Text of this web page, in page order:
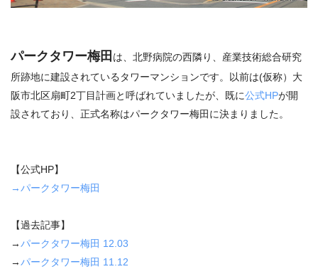
パークタワー梅田 は、北野病院の西隣り、産業技術総合研究
所跡地に建設されているタワーマンションです。以前は(仮称）大
阪市北区扇町2丁目計画と呼ばれていましたが、既に公式HPが開
設されており、正式名称はパークタワー梅田に決まりました。
【公式HP】
→パークタワー梅田
【過去記事】
→パークタワー梅田 12.03
→パークタワー梅田 11.12